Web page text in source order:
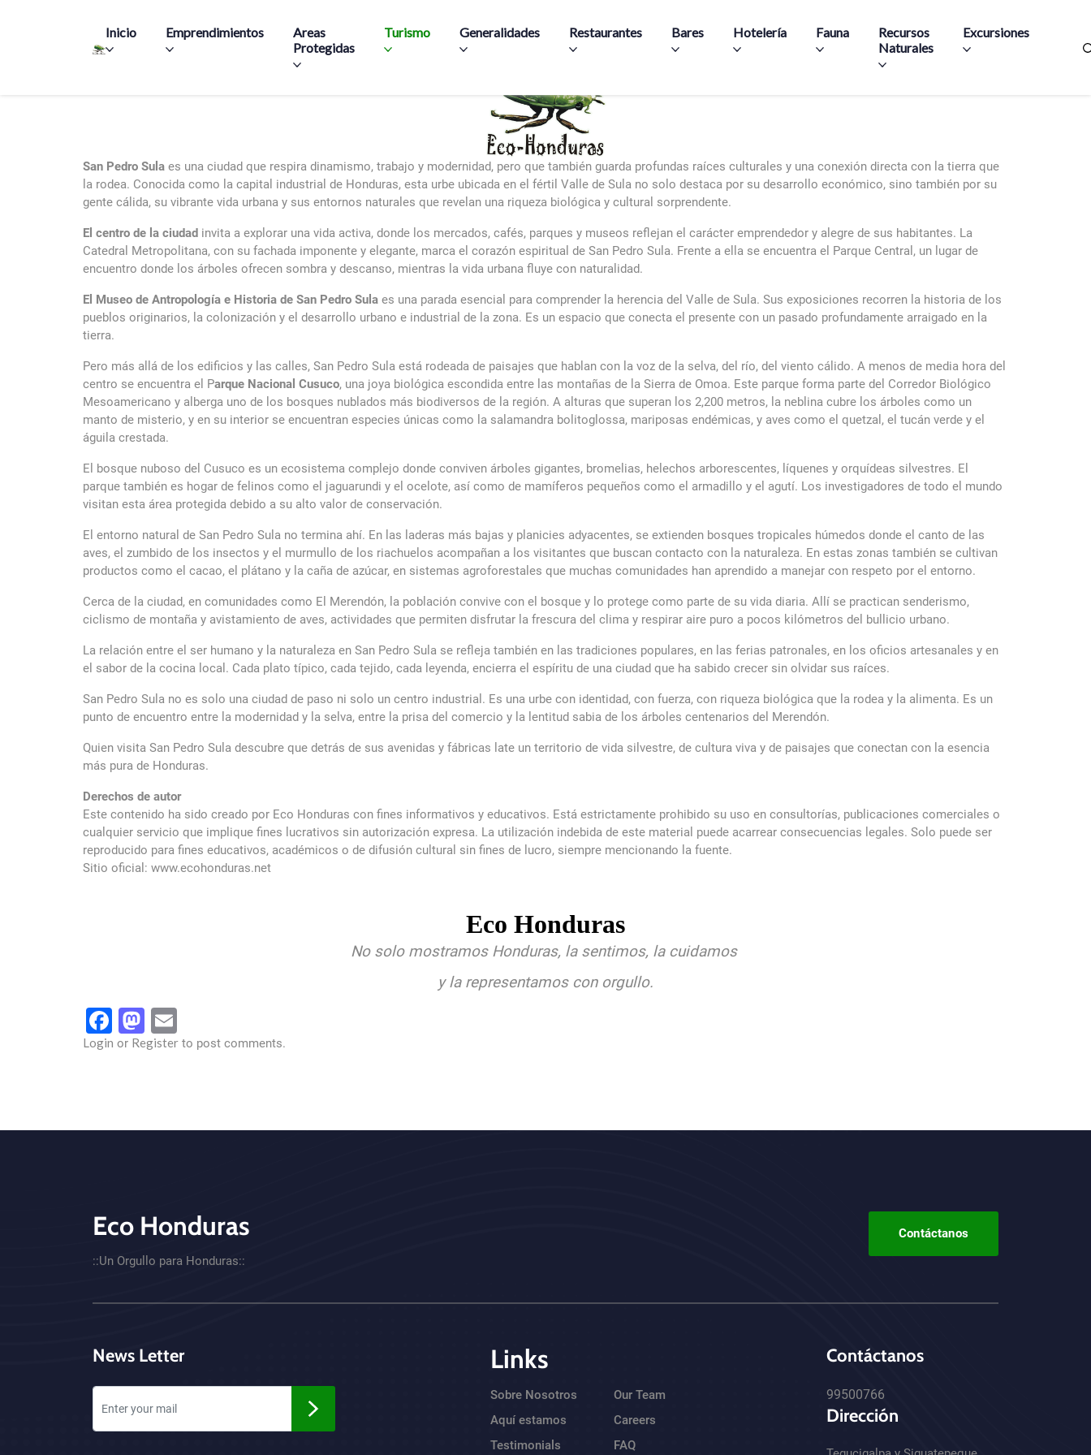
Inicio Emprendimientos
Areas
Protegidas
Turismo Generalidades Restaurantes Bares Hotelería Fauna
Recursos
Naturales
Excursiones
San Pedro Sula es una ciudad que respira dinamismo, trabajo y modernidad, pero que también guarda profundas raíces culturales y una conexión directa con la tierra que
la rodea. Conocida como la capital industrial de Honduras, esta urbe ubicada en el fértil Valle de Sula no solo destaca por su desarrollo económico, sino también por su
gente cálida, su vibrante vida urbana y sus entornos naturales que revelan una riqueza biológica y cultural sorprendente.
El centro de la ciudad invita a explorar una vida activa, donde los mercados, cafés, parques y museos reflejan el carácter emprendedor y alegre de sus habitantes. La
Catedral Metropolitana, con su fachada imponente y elegante, marca el corazón espiritual de San Pedro Sula. Frente a ella se encuentra el Parque Central, un lugar de
encuentro donde los árboles ofrecen sombra y descanso, mientras la vida urbana fluye con naturalidad.
El Museo de Antropología e Historia de San Pedro Sula es una parada esencial para comprender la herencia del Valle de Sula. Sus exposiciones recorren la historia de los
pueblos originarios, la colonización y el desarrollo urbano e industrial de la zona. Es un espacio que conecta el presente con un pasado profundamente arraigado en la
tierra.
Pero más allá de los edificios y las calles, San Pedro Sula está rodeada de paisajes que hablan con la voz de la selva, del río, del viento cálido. A menos de media hora del
centro se encuentra el Parque Nacional Cusuco, una joya biológica escondida entre las montañas de la Sierra de Omoa. Este parque forma parte del Corredor Biológico
Mesoamericano y alberga uno de los bosques nublados más biodiversos de la región. A alturas que superan los 2,200 metros, la neblina cubre los árboles como un
manto de misterio, y en su interior se encuentran especies únicas como la salamandra bolitoglossa, mariposas endémicas, y aves como el quetzal, el tucán verde y el
águila crestada.
El bosque nuboso del Cusuco es un ecosistema complejo donde conviven árboles gigantes, bromelias, helechos arborescentes, líquenes y orquídeas silvestres. El
parque también es hogar de felinos como el jaguarundi y el ocelote, así como de mamíferos pequeños como el armadillo y el agutí. Los investigadores de todo el mundo
visitan esta área protegida debido a su alto valor de conservación.
El entorno natural de San Pedro Sula no termina ahí. En las laderas más bajas y planicies adyacentes, se extienden bosques tropicales húmedos donde el canto de las
aves, el zumbido de los insectos y el murmullo de los riachuelos acompañan a los visitantes que buscan contacto con la naturaleza. En estas zonas también se cultivan
productos como el cacao, el plátano y la caña de azúcar, en sistemas agroforestales que muchas comunidades han aprendido a manejar con respeto por el entorno.
Cerca de la ciudad, en comunidades como El Merendón, la población convive con el bosque y lo protege como parte de su vida diaria. Allí se practican senderismo,
ciclismo de montaña y avistamiento de aves, actividades que permiten disfrutar la frescura del clima y respirar aire puro a pocos kilómetros del bullicio urbano.
La relación entre el ser humano y la naturaleza en San Pedro Sula se refleja también en las tradiciones populares, en las ferias patronales, en los oficios artesanales y en
el sabor de la cocina local. Cada plato típico, cada tejido, cada leyenda, encierra el espíritu de una ciudad que ha sabido crecer sin olvidar sus raíces.
San Pedro Sula no es solo una ciudad de paso ni solo un centro industrial. Es una urbe con identidad, con fuerza, con riqueza biológica que la rodea y la alimenta. Es un
punto de encuentro entre la modernidad y la selva, entre la prisa del comercio y la lentitud sabia de los árboles centenarios del Merendón.
Quien visita San Pedro Sula descubre que detrás de sus avenidas y fábricas late un territorio de vida silvestre, de cultura viva y de paisajes que conectan con la esencia
más pura de Honduras.
Derechos de autor
Este contenido ha sido creado por Eco Honduras con fines informativos y educativos. Está estrictamente prohibido su uso en consultorías, publicaciones comerciales o
cualquier servicio que implique fines lucrativos sin autorización expresa. La utilización indebida de este material puede acarrear consecuencias legales. Solo puede ser
reproducido para fines educativos, académicos o de difusión cultural sin fines de lucro, siempre mencionando la fuente.
Sitio oficial: www.ecohonduras.net
Eco Honduras
No solo mostramos Honduras, la sentimos, la cuidamos
y la representamos con orgullo.
Facebook
Mastodon
Login or Register to post comments.
CTA - Footer
Eco Honduras
::Un Orgullo para Honduras::
Contáctanos
News Letter Links
Sobre Nosotros
Aquí estamos
Testimonials
Our Team
Careers
FAQ
Contáctanos
99500766
Dirección